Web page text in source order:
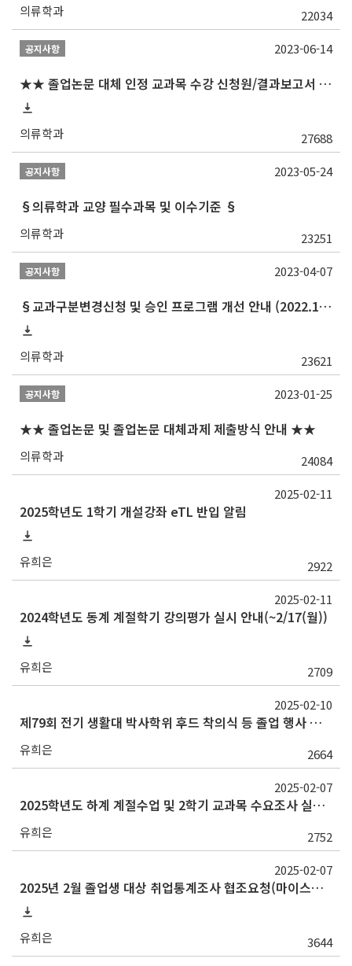
의류학과 22034
공지사항
★★ 졸업논문 대체 인정 교과목 수강 신청원/결과보고서 제출일 안내 (제출서식 포함)★★
의류학과 27688
2023-06-14
공지사항
§의류학과 교양 필수과목 및 이수기준 §
의류학과 23251
2023-05-24
공지사항
§교과구분변경신청 및 승인 프로그램 개선 안내 (2022.10 ~)§
의류학과 23621
2023-04-07
공지사항
★★ 졸업논문 및 졸업논문 대체과제 제출방식 안내 ★★
의류학과 24084
2023-01-25
2025학년도 1학기 개설강좌 eTL 반입 알림
유희은 2922
2025-02-11
2024학년도 동계 계절학기 강의평가 실시 안내(~2/17(월))
유희은 2709
2025-02-11
제79회 전기 생활대 박사학위 후드 착의식 등 졸업 행사 관련 안내
유희은 2664
2025-02-10
2025학년도 하계 계절수업 및 2학기 교과목 수요조사 실시 안내
유희은 2752
2025-02-07
2025년 2월 졸업생 대상 취업통계조사 협조요청(마이스누/서울대학교App 설문조사 참여안내)
유희은 3644
2025-02-07